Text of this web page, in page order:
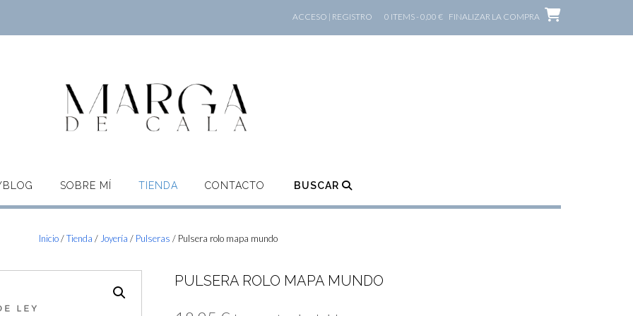
ACCESO | REGISTRO 0 ITEMS - 0,00 € FINALIZAR LA COMPRA
BLOG SOBRE MÍ TIENDA CONTACTO BUSCAR
Inicio/Tienda / Joyería / Pulseras / Pulsera rolo mapa mundo
PULSERA ROLO MAPA MUNDO